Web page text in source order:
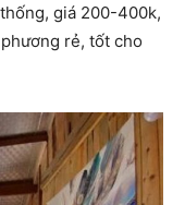
giá 200-400k,
rẻ, tốt cho